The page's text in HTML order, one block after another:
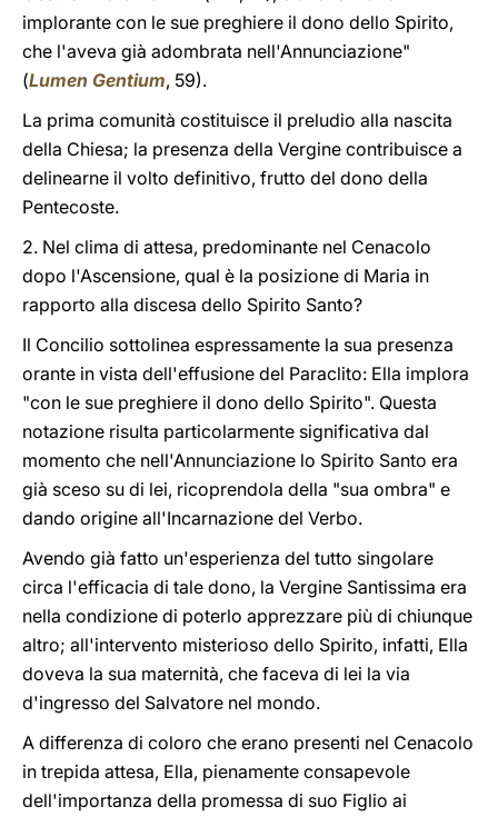
implorante con le sue preghiere il dono dello Spirito,
che l'aveva già adombrata nell'Annunciazione"
(Lumen Gentium, 59).
La prima comunità costituisce il preludio alla nascita
della Chiesa; la presenza della Vergine contribuisce a
delinearne il volto definitivo, frutto del dono della
Pentecoste.
2. Nel clima di attesa, predominante nel Cenacolo
dopo l'Ascensione, qual è la posizione di Maria in
rapporto alla discesa dello Spirito Santo?
Il Concilio sottolinea espressamente la sua presenza
orante in vista dell'effusione del Paraclito: Ella implora
"con le sue preghiere il dono dello Spirito". Questa
notazione risulta particolarmente significativa dal
momento che nell'Annunciazione lo Spirito Santo era
già sceso su di lei, ricoprendola della "sua ombra" e
dando origine all'Incarnazione del Verbo.
Avendo già fatto un'esperienza del tutto singolare
circa l'efficacia di tale dono, la Vergine Santissima era
nella condizione di poterlo apprezzare più di chiunque
altro; all'intervento misterioso dello Spirito, infatti, Ella
doveva la sua maternità, che faceva di lei la via
d'ingresso del Salvatore nel mondo.
A differenza di coloro che erano presenti nel Cenacolo
in trepida attesa, Ella, pienamente consapevole
dell'importanza della promessa di suo Figlio ai